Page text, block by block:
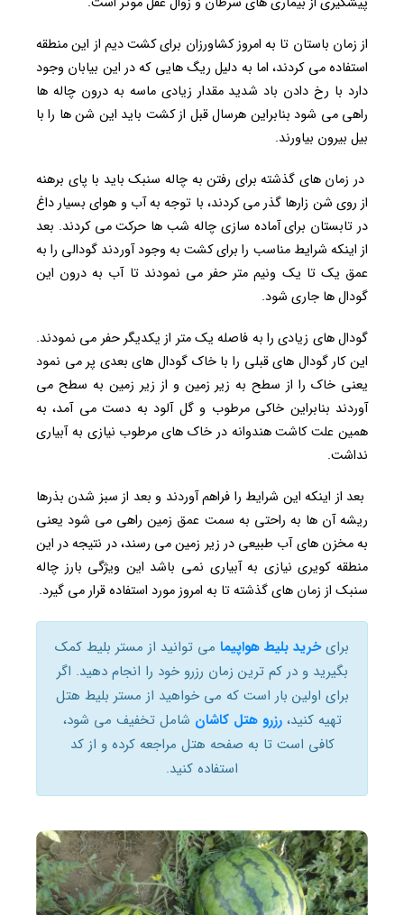
از زمان باستان تا به امروز کشاورزان برای کشت دیم از این منطقه
استفاده می کردند، اما به دلیل ریگ هایی که در این بیابان وجود
دارد با رخ دادن باد شدید مقدار زیادی ماسه به درون چاله ها
راهی می شود بنابراین هرسال قبل از کشت باید این شن ها را با
بیل بیرون بیاورند.
در زمان های گذشته برای رفتن به چاله سنبک باید با پای برهنه
از روی شن زارها گذر می کردند، با توجه به آب و هوای بسیار داغ
در تابستان برای آماده سازی چاله شب ها حرکت می کردند. بعد
از اینکه شرایط مناسب را برای کشت به وجود آوردند گودالی را به
عمق یک تا یک ونیم متر حفر می نمودند تا آب به درون این
گودال ها جاری شود.
گودال های زیادی را به فاصله یک متر از یکدیگر حفر می نمودند.
این کار گودال های قبلی را با خاک گودال های بعدی پر می نمود
یعنی خاک را از سطح به زیر زمین و از زیر زمین به سطح می
آوردند بنابراین خاکی مرطوب و گل آلود به دست می آمد، به
همین علت کاشت هندوانه در خاک های مرطوب نیازی به آبیاری
نداشت.
بعد از اینکه این شرایط را فراهم آوردند و بعد از سبز شدن بذرها
ریشه آن ها به راحتی به سمت عمق زمین راهی می شود یعنی
به مخزن های آب طبیعی در زیر زمین می رسند، در نتیجه در این
منطقه کویری نیازی به آبیاری نمی باشد این ویژگی بارز چاله
سنبک از زمان های گذشته تا به امروز مورد استفاده قرار می گیرد.
برایخرید بلیط هواپیما می توانید از مستر بلیط کمک
بگیرید و در کم ترین زمان رزرو خود را انجام دهید. اگر
برای اولین بار است که می خواهید از مستر بلیط هتل
تهیه کنید،رزرو هتل کاشان شامل تخفیف می شود،
کافی است تا به صفحه هتل مراجعه کرده و از کد
استفاده کنید.